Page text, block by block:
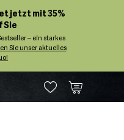
jetzt mit 35%
Sie
– ein starkes
Sie unser aktuelles